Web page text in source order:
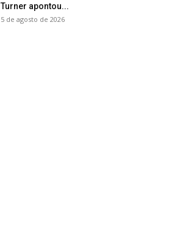
Turner apontou...
5 de agosto de 2026